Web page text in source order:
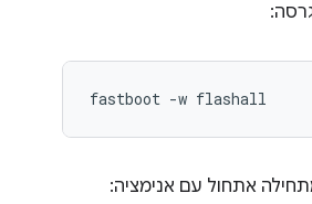
fastboot -w flashall
אתחול עם אנימציה: